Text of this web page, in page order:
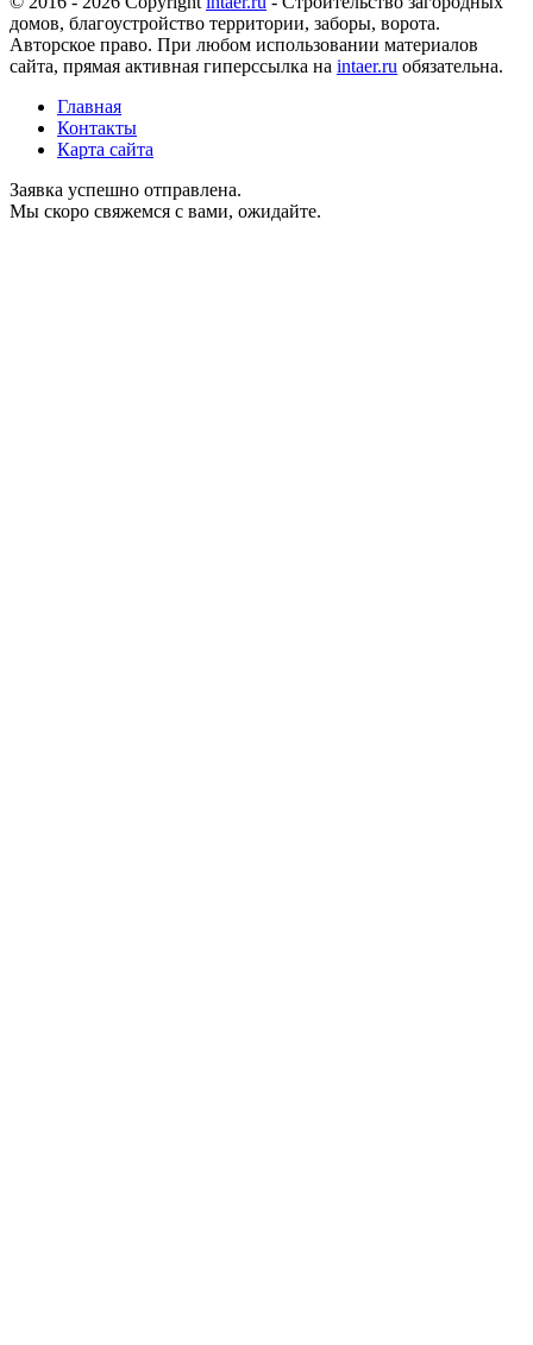
домов, благоустройство территории, заборы, ворота.
Авторское право. При любом использовании материалов
сайта, прямая активная гиперссылка на intaer.ru обязательна.
Главная
Контакты
Карта сайта
Заявка успешно отправлена.
Мы скоро свяжемся с вами, ожидайте.